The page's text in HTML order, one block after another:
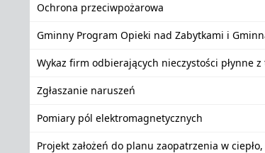
Ochrona przeciwpożarowa
Gminny Program Opieki nad Zabytkami i
Wykaz firm odbierających nieczystości płynne
Zgłaszanie naruszeń
Pomiary pól elektromagnetycznych
Projekt założeń do planu zaopatrzenia w